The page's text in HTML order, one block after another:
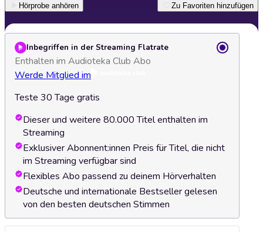
Hörprobe anhören Zu Favoriten hinzufügen
Inbegriffen in der Streaming Flatrate
Enthalten im Audioteka Club Abo
Werde Mitglied im
Teste 30 Tage gratis
Dieser und weitere 80.000 Titel enthalten im
Streaming
Exklusiver Abonnent:innen Preis für Titel, die nicht
im Streaming verfügbar sind
Flexibles Abo passend zu deinem Hörverhalten
Deutsche und internationale Bestseller gelesen
von den besten deutschen Stimmen